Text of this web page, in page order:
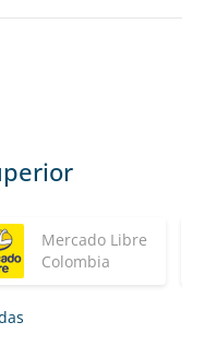
Mercado Libre
Colombia